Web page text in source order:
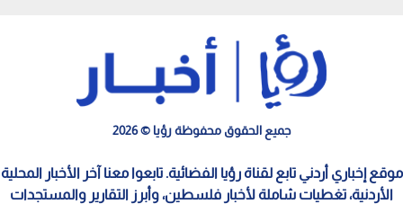
جميع الحقوق محفوظة رؤيا © 2026
موقع إخباري أردني تابع لقناة رؤيا الفضائية. تابعوا معنا آخر الأخبار المحلية
الأردنية، تغطيات شاملة لأخبار فلسطين، وأبرز التقارير والمستجدات